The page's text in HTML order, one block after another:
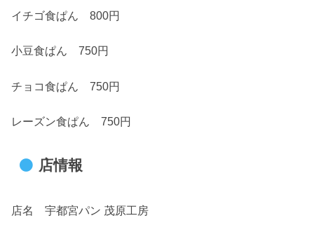
イチゴ食ぱん 800円
小豆食ぱん 750円
チョコ食ぱん 750円
レーズン食ぱん 750円
店情報
店名 宇都宮パン 茂原工房